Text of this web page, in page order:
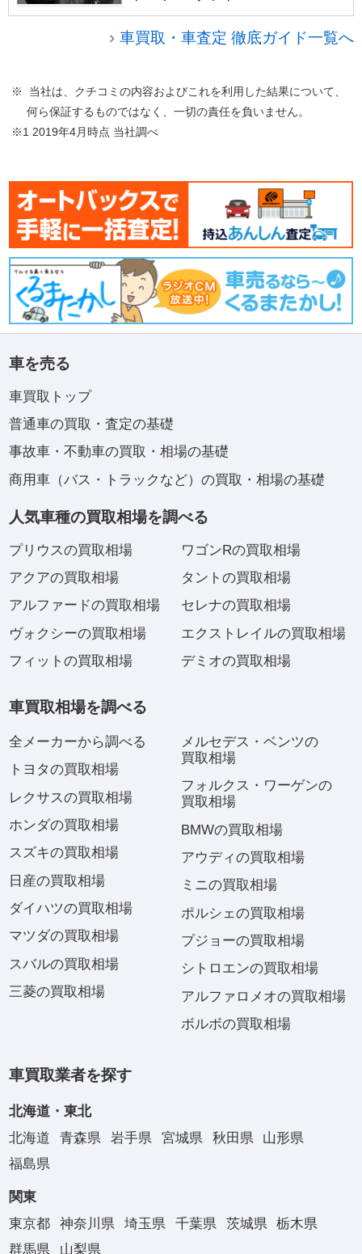
車買取・車査定 徹底ガイド一覧へ
※ 当社は、クチコミの内容およびこれを利用した結果について、
何ら保証するものではなく、一切の責任を負いません。
※1 2019年4月時点 当社調べ
車を売る
車買取トップ
普通車の買取・査定の基礎
事故車・不動車の買取・相場の基礎
商用車（バス・トラックなど）の買取・相場の基礎
人気車種の買取相場を調べる
プリウスの買取相場
アクアの買取相場
アルファードの買取相場
ヴォクシーの買取相場
フィットの買取相場
ワゴンRの買取相場
タントの買取相場
セレナの買取相場
エクストレイルの買取相場
デミオの買取相場
車買取相場を調べる
全メーカーから調べる
トヨタの買取相場
レクサスの買取相場
ホンダの買取相場
スズキの買取相場
日産の買取相場
ダイハツの買取相場
マツダの買取相場
スバルの買取相場
三菱の買取相場
メルセデス・ベンツの
買取相場
フォルクス・ワーゲンの
買取相場
BMWの買取相場
アウディの買取相場
ミニの買取相場
ポルシェの買取相場
プジョーの買取相場
シトロエンの買取相場
アルファロメオの買取相場
ボルボの買取相場
車買取業者を探す
北海道・東北
北海道
青森県 岩手県 宮城県 秋田県
山形県
福島県
関東
東京都
神奈川県 埼玉県 千葉県 茨城県
栃木県
群馬県
山梨県